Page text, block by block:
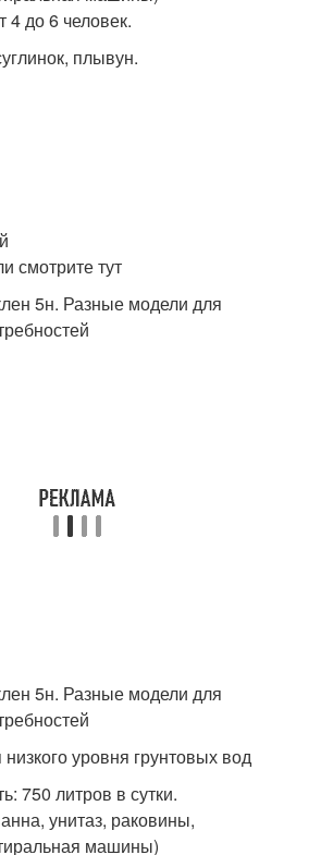
до 6 человек.
плывун.
смотрите тут
уровня грунтовых вод
750 литров в сутки.
унитаз, раковины,
машины)